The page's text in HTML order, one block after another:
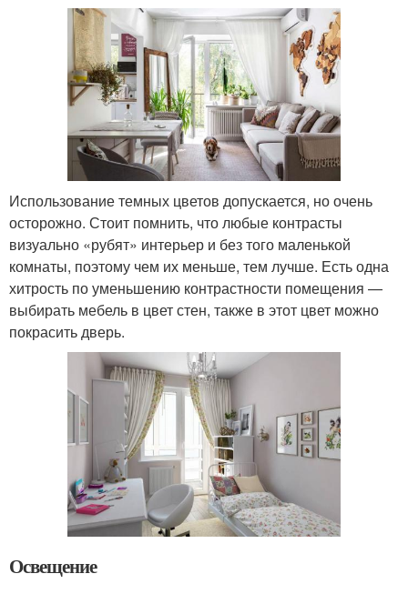
Использование темных цветов допускается, но очень
осторожно. Стоит помнить, что любые контрасты
визуально «рубят» интерьер и без того маленькой
комнаты, поэтому чем их меньше, тем лучше. Есть одна
хитрость по уменьшению контрастности помещения —
выбирать мебель в цвет стен, также в этот цвет можно
покрасить дверь.
Освещение